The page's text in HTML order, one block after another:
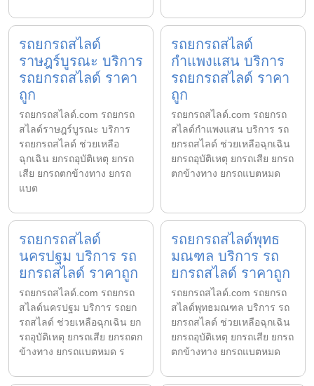
รถยกรถสไลด์
ราษฎร์บูรณะ บริการ
รถยกรถสไลด์ ราคา
ถูก
รถยกรถสไลด์.com รถยกรถ
สไลด์ราษฎร์บูรณะ บริการ
รถยกรถสไลด์ ช่วยเหลือ
ฉุกเฉิน ยกรถอุบัติเหตุ ยกรถ
เสีย ยกรถตกข้างทาง ยกรถ
แบต
รถยกรถสไลด์
กำแพงแสน บริการ
รถยกรถสไลด์ ราคา
ถูก
รถยกรถสไลด์.com รถยกรถ
สไลด์กำแพงแสน บริการ รถ
ยกรถสไลด์ ช่วยเหลือฉุกเฉิน
ยกรถอุบัติเหตุ ยกรถเสีย ยกรถ
ตกข้างทาง ยกรถแบตหมด
รถยกรถสไลด์
นครปฐม บริการ รถ
ยกรถสไลด์ ราคาถูก
รถยกรถสไลด์.com รถยกรถ
สไลด์นครปฐม บริการ รถยก
รถสไลด์ ช่วยเหลือฉุกเฉิน ยก
รถอุบัติเหตุ ยกรถเสีย ยกรถตก
ข้างทาง ยกรถแบตหมด ร
รถยกรถสไลด์พุทธ
มณฑล บริการ รถ
ยกรถสไลด์ ราคาถูก
รถยกรถสไลด์.com รถยกรถ
สไลด์พุทธมณฑล บริการ รถ
ยกรถสไลด์ ช่วยเหลือฉุกเฉิน
ยกรถอุบัติเหตุ ยกรถเสีย ยกรถ
ตกข้างทาง ยกรถแบตหมด